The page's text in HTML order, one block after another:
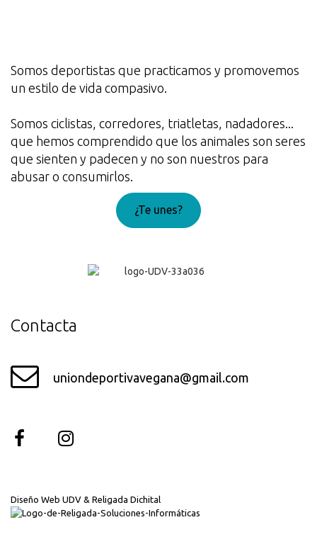
Somos deportistas que practicamos y promovemos
un estilo de vida compasivo.
Somos ciclistas, corredores, triatletas, nadadores...
que hemos comprendido que los animales son seres
que sienten y padecen y no son nuestros para
abusar o consumirlos.
¿Te unes?
Contacta
uniondeportivavegana@gmail.com
Diseño Web UDV & Religada Dichital